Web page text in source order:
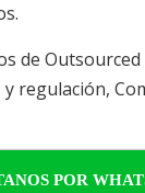
de Outsourced
y regulación,
POR